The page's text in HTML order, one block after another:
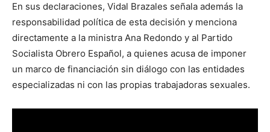
En sus declaraciones, Vidal Brazales señala además la
responsabilidad política de esta decisión y menciona
directamente a la ministra Ana Redondo y al Partido
Socialista Obrero Español, a quienes acusa de imponer
un marco de financiación sin diálogo con las entidades
especializadas ni con las propias trabajadoras sexuales.